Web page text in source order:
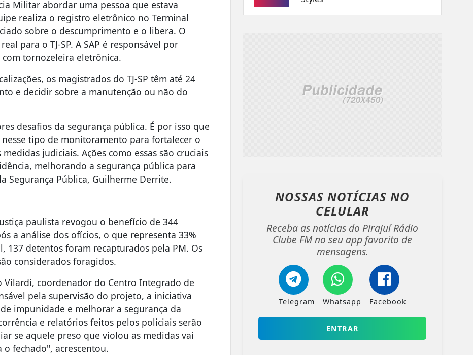
Militar abordar uma pessoa que estava
realiza o registro eletrônico no Terminal
sobre o descumprimento e o libera. O
para o TJ-SP. A SAP é responsável por
tornozeleira eletrônica.
os magistrados do TJ-SP têm até 24
e decidir sobre a manutenção ou não do
desafios da segurança pública. É por isso que
tipo de monitoramento para fortalecer o
judiciais. Ações como essas são cruciais
melhorando a segurança pública para
Segurança Pública, Guilherme Derrite.
paulista revogou o benefício de 344
a análise dos ofícios, o que representa 33%
137 detentos foram recapturados pela PM. Os
considerados foragidos.
coordenador do Centro Integrado de
pela supervisão do projeto, a iniciativa
impunidade e melhorar a segurança da
e relatórios feitos pelos policiais serão
se aquele preso que violou as medidas vai
fechado", acrescentou.
NOSSAS NOTÍCIASNO
CELULAR
Receba as notícias do Pirajuí Rádio
Clube FM no seu app favorito de
mensagens.
Telegram Whatsapp Facebook
ENTRAR